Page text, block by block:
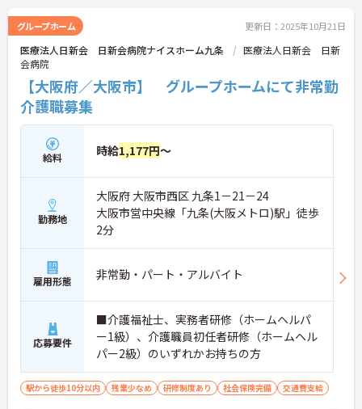
グループホーム 更新日：2025年10月21日
医療法人日新会 日新会病院ナイスホーム九条
医療法人日新会 日新
会病院
【大阪府／大阪市】 グループホームにて非常勤
介護職募集
給料 時給1,177円～
勤務地
大阪府 大阪市西区 九条1－21－24
大阪市営中央線「九条(大阪メトロ)駅」徒歩
2分
雇用形態 非常勤・パート・アルバイト
応募要件
■介護福祉士、実務者研修（ホームヘルパ
ー1級）、介護職員初任者研修（ホームヘル
パー2級）のいずれかお持ちの方
駅から徒歩10分以内 残業少なめ 研修制度あり 社会保険完備 交通費支給